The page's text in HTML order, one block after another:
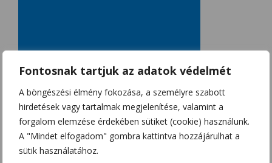
Fontosnak tartjuk az adatok védelmét
A böngészési élmény fokozása, a személyre szabott
hirdetések vagy tartalmak megjelenítése, valamint a
forgalom elemzése érdekében sütiket (cookie) használunk.
A "Mindet elfogadom" gombra kattintva hozzájárulhat a
sütik használatához.